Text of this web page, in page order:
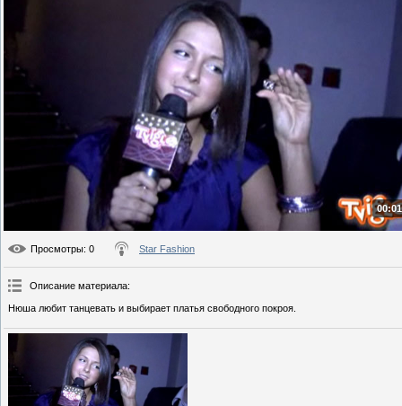
Просмотры: 0 Star Fashion
Описание материала:
Нюша любит танцевать и выбирает платья свободного покроя.